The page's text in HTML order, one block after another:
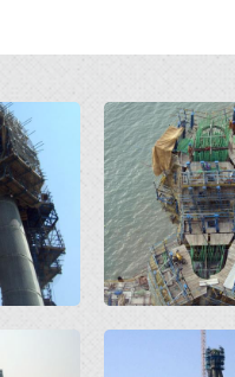
Open
Open